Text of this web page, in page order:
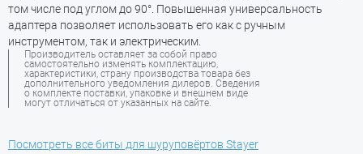
том числе под углом до 90°. Повышенная универсальность
адаптера позволяет использовать его как с ручным
инструментом, так и электрическим.
Производитель оставляет за собой право
самостоятельно изменять комплектацию,
характеристики, страну производства товара без
дополнительного уведомления дилеров. Сведения
о комплекте поставки, упаковке и внешнем виде
могут отличаться от указанных на сайте.
Посмотреть все биты для шуруповёртов Stayer